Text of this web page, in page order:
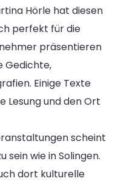
Hörle hat diesen
perfekt für die
präsentieren
Gedichte,
Einige Texte
Lesung und den Ort
scheint
sein wie in Solingen.
dort kulturelle